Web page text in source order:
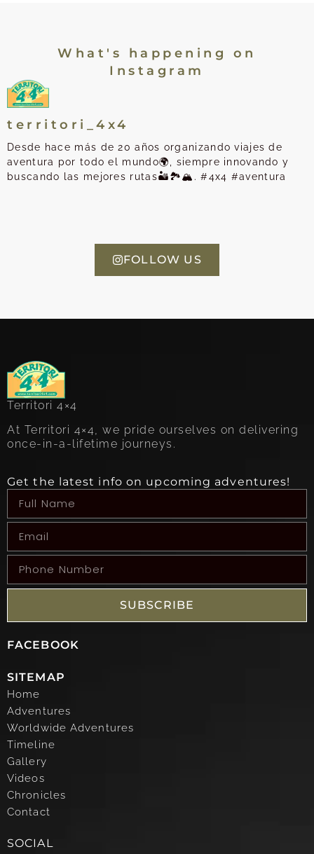
What's happening on
Instagram
territori_4x4
Desde hace más de 20 años organizando viajes de
aventura por todo el mundo🌍, siempre innovando y
buscando las mejores rutas🏜️🏞️🏔️. #4x4 #aventura
FOLLOW US
Territori 4×4
At Territori 4×4, we pride ourselves on delivering
once-in-a-lifetime journeys.
Get the latest info on upcoming adventures!
SUBSCRIBE
FACEBOOK
SITEMAP
Home
Adventures
Worldwide Adventures
Timeline
Gallery
Videos
Chronicles
Contact
SOCIAL